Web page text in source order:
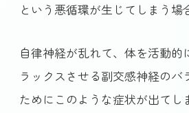
という悪循環が生じてしまう場
自律神経が乱れて、体を活動的
ラックスさせる副交感神経のバ
ためにこのような症状が出てし